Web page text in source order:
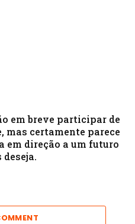
em breve participar de
mas certamente parece
em direção a um futuro
deseja.